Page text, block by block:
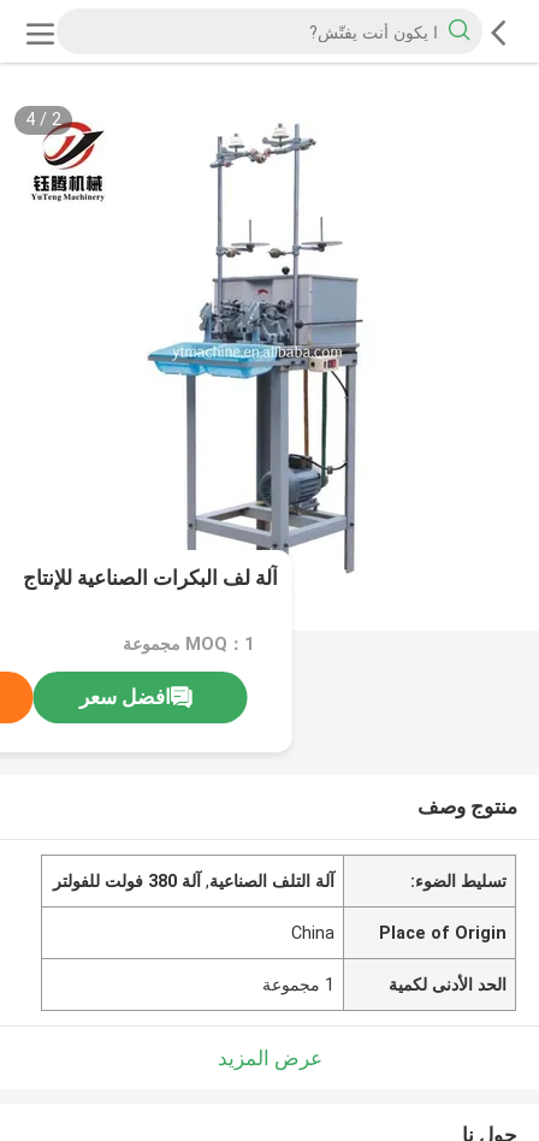
2
/
4
آلة لف البكرات الصناعية للإنتاج
MOQ：1 مجموعة
افضل سعر
منتوج وصف
تسليط الضوء: آلة التلف الصناعية,آلة 380 فولت للفولتر
Place of Origin
China
الحد الأدنى لكمية 1 مجموعة
عرض المزيد
حول نا